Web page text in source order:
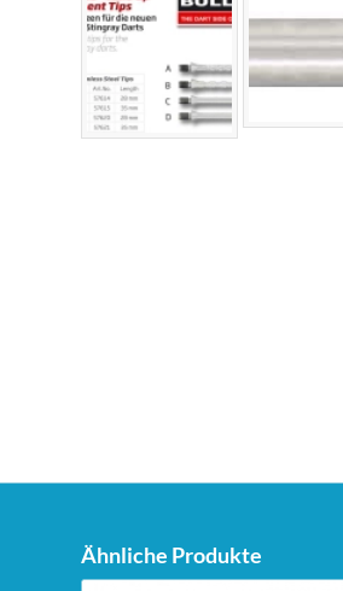
Ähnliche Produkte